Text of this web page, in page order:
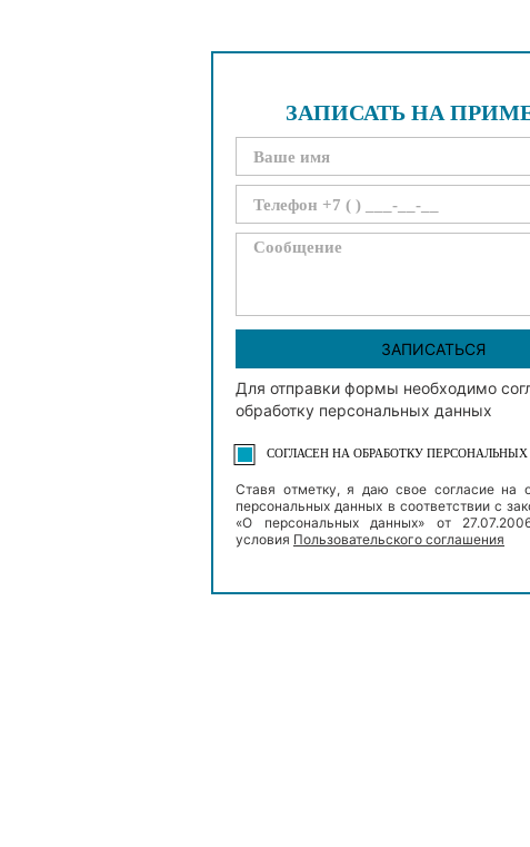
ЗАПИСАТЬ НА
ЗАПИСАТЬСЯ
Для отправки формы необходимо
обработку персональных данных
СОГЛАСЕН НА ОБРАБОТКУ
Ставя отметку, я даю свое согласие на
персональных данных в соответствии с
«О персональных данных» от
условия Пользовательского соглашения